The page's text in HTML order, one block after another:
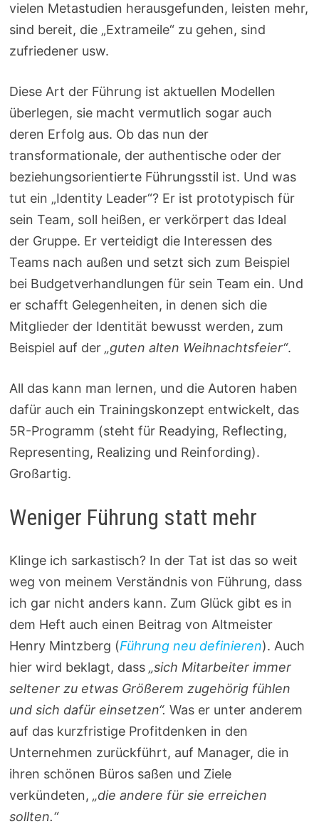
vielen Metastudien herausgefunden, leisten mehr,
sind bereit, die „Extrameile“ zu gehen, sind
zufriedener usw.
Diese Art der Führung ist aktuellen Modellen
überlegen, sie macht vermutlich sogar auch
deren Erfolg aus. Ob das nun der
transformationale, der authentische oder der
beziehungsorientierte Führungsstil ist. Und was
tut ein „Identity Leader“? Er ist prototypisch für
sein Team, soll heißen, er verkörpert das Ideal
der Gruppe. Er verteidigt die Interessen des
Teams nach außen und setzt sich zum Beispiel
bei Budgetverhandlungen für sein Team ein. Und
er schafft Gelegenheiten, in denen sich die
Mitglieder der Identität bewusst werden, zum
Beispiel auf der„guten alten Weihnachtsfeier“.
All das kann man lernen, und die Autoren haben
dafür auch ein Trainingskonzept entwickelt, das
5R-Programm (steht für Readying, Reflecting,
Representing, Realizing und Reinfording).
Großartig.
Weniger Führung statt mehr
Klinge ich sarkastisch? In der Tat ist das so weit
weg von meinem Verständnis von Führung, dass
ich gar nicht anders kann. Zum Glück gibt es in
dem Heft auch einen Beitrag von Altmeister
Henry Mintzberg (Führung neu definieren). Auch
hier wird beklagt, dass„sich Mitarbeiter immer
seltener zu etwas Größerem zugehörig fühlen
und sich dafür einsetzen“. Was er unter anderem
auf das kurzfristige Profitdenken in den
Unternehmen zurückführt, auf Manager, die in
ihren schönen Büros saßen und Ziele
verkündeten,„die andere für sie erreichen
sollten.“